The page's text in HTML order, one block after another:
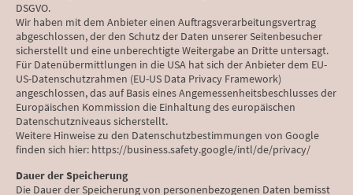
DSGVO.
Wir haben mit dem Anbieter einen Auftragsverarbeitungsvertrag
abgeschlossen, der den Schutz der Daten unserer Seitenbesucher
sicherstellt und eine unberechtigte Weitergabe an Dritte untersagt.
Für Datenübermittlungen in die USA hat sich der Anbieter dem EU-
US-Datenschutzrahmen (EU-US Data Privacy Framework)
angeschlossen, das auf Basis eines Angemessenheitsbeschlusses der
Europäischen Kommission die Einhaltung des europäischen
Datenschutzniveaus sicherstellt.
Weitere Hinweise zu den Datenschutzbestimmungen von Google
finden sich hier: https://business.safety.google/intl/de/privacy/
Dauer der Speicherung
Die Dauer der Speicherung von personenbezogenen Daten bemisst